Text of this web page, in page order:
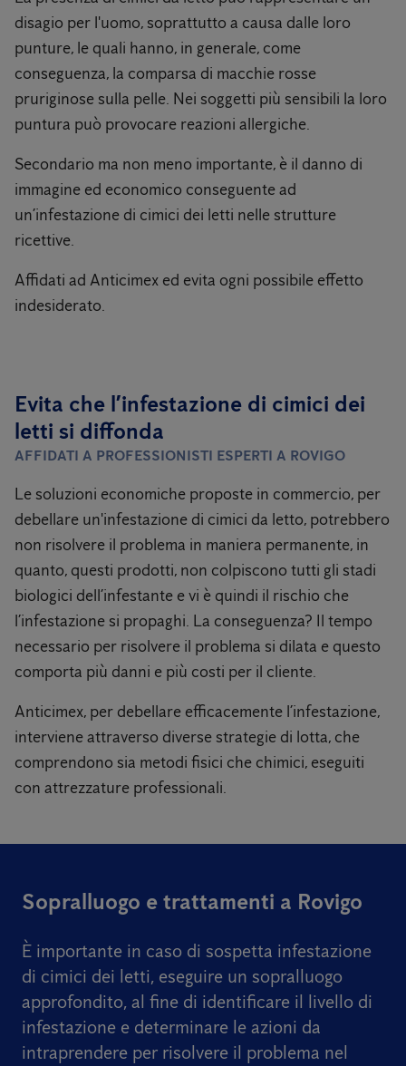
disagio per l'uomo, soprattutto a causa dalle loro
punture, le quali hanno, in generale, come
conseguenza, la comparsa di macchie rosse
pruriginose sulla pelle. Nei soggetti più sensibili la loro
puntura può provocare reazioni allergiche.
Secondario ma non meno importante, è il danno di
immagine ed economico conseguente ad
un’infestazione di cimici dei letti nelle strutture
ricettive.
Affidati ad Anticimex ed evita ogni possibile effetto
indesiderato.
Evita che l’infestazione di cimici dei
letti si diffonda
AFFIDATI A PROFESSIONISTI ESPERTI A ROVIGO
Le soluzioni economiche proposte in commercio, per
debellare un'infestazione di cimici da letto, potrebbero
non risolvere il problema in maniera permanente, in
quanto, questi prodotti, non colpiscono tutti gli stadi
biologici dell’infestante e vi è quindi il rischio che
l’infestazione si propaghi. La conseguenza? Il tempo
necessario per risolvere il problema si dilata e questo
comporta più danni e più costi per il cliente.
Anticimex, per debellare efficacemente l’infestazione,
interviene attraverso diverse strategie di lotta, che
comprendono sia metodi fisici che chimici, eseguiti
con attrezzature professionali.
Sopralluogo e trattamenti a Rovigo
È importante in caso di sospetta infestazione
di cimici dei letti, eseguire un sopralluogo
approfondito, al fine di identificare il livello di
infestazione e determinare le azioni da
intraprendere per risolvere il problema nel